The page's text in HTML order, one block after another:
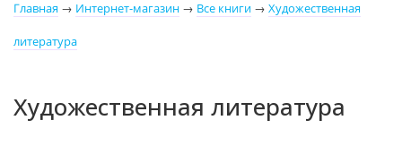
Главная → Интернет-магазин → Все книги → Художественная
литература
Художественная литература